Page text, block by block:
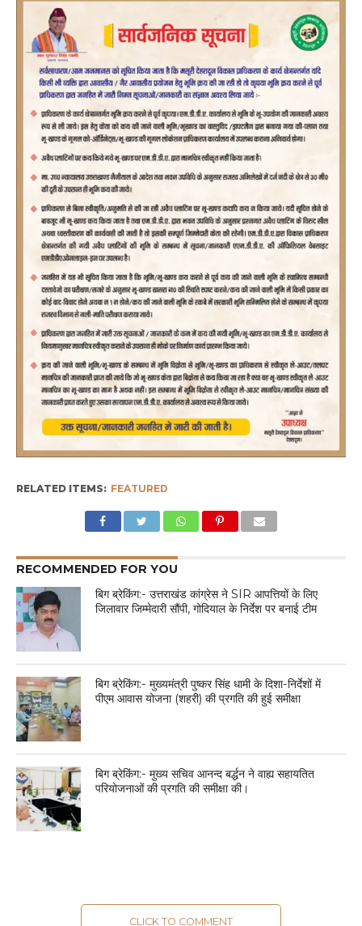
RELATED ITEMS: FEATURED
RECOMMENDED FOR YOU
बिग ब्रेकिंग:- उत्तराखंड कांग्रेस ने SIR आपत्तियों के लिए
जिलावार जिम्मेदारी सौंपी, गोदियाल के निर्देश पर बनाई टीम
बिग ब्रेकिंग:- मुख्यमंत्री पुष्कर सिंह धामी के दिशा-निर्देशों में
पीएम आवास योजना (शहरी) की प्रगति की हुई समीक्षा
बिग ब्रेकिंग:- मुख्य सचिव आनन्द बर्द्धन ने वाह्य सहायतित
परियोजनाओं की प्रगति की समीक्षा की।
CLICK TO COMMENT